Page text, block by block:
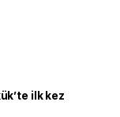
ilk kez